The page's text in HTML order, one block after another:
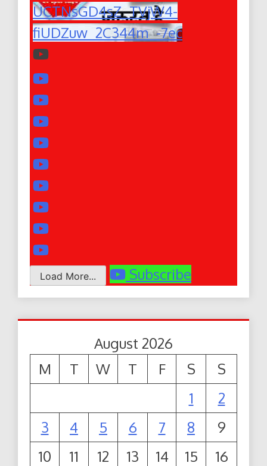
UCTNsGD4sZ_TVjW4-
fiUDZuw_2C344m_-7ec
Load More... Subscribe
August 2026
M
T W T F S
S
1
2
3
4 5 6 7 8
9
10
11 12 13 14 15
16